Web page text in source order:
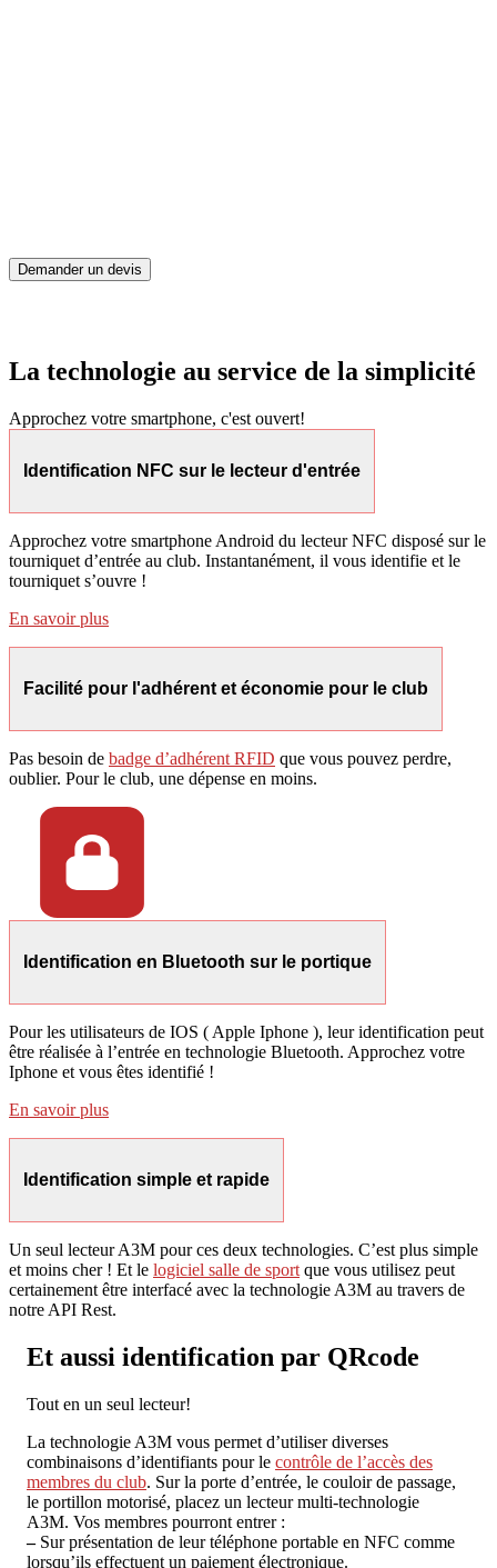
Demander un devis
La technologie au service de la simplicité
Approchez votre smartphone, c'est ouvert!
Identification NFC sur le lecteur d'entrée
Approchez votre smartphone Android du lecteur NFC disposé sur le
tourniquet d’entrée au club. Instantanément, il vous identifie et le
tourniquet s’ouvre !
En savoir plus
Facilité pour l'adhérent et économie pour le club
Pas besoin de badge d’adhérent RFID que vous pouvez perdre,
oublier. Pour le club, une dépense en moins.
Identification en Bluetooth sur le portique
Pour les utilisateurs de IOS ( Apple Iphone ), leur identification peut
être réalisée à l’entrée en technologie Bluetooth. Approchez votre
Iphone et vous êtes identifié !
En savoir plus
Identification simple et rapide
Un seul lecteur A3M pour ces deux technologies. C’est plus simple
et moins cher ! Et le logiciel salle de sport que vous utilisez peut
certainement être interfacé avec la technologie A3M au travers de
notre API Rest.
Et aussi identification par QRcode
Tout en un seul lecteur!
La technologie A3M vous permet d’utiliser diverses
combinaisons d’identifiants pour le contrôle de l’accès des
membres du club. Sur la porte d’entrée, le couloir de passage,
le portillon motorisé, placez un lecteur multi-technologie
A3M. Vos membres pourront entrer :
–Sur présentation de leur téléphone portable en NFC comme
lorsqu’ils effectuent un paiement électronique.